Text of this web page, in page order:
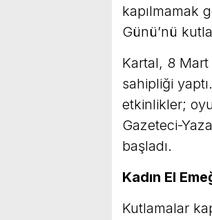
kapılmamak
Günü’nü
Kartal, 8 Mart
sahipliği
etkinlikler;
Gazeteci-
başladı.
Kadın El
Kutlamalar